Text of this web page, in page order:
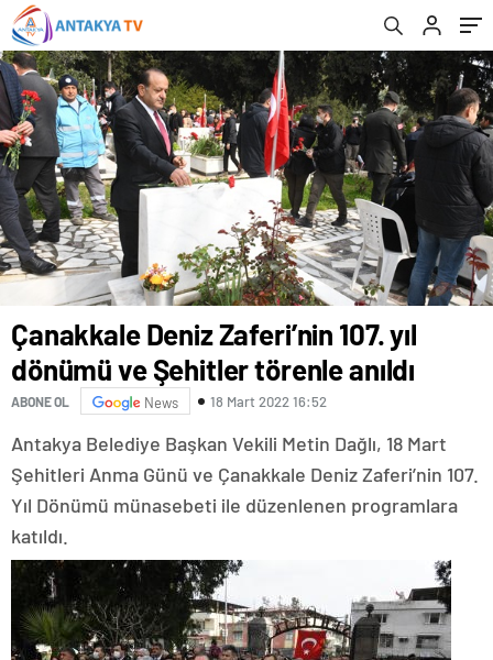
Çanakkale Deniz Zaferi’nin 107. yıl
dönümü ve Şehitler törenle anıldı
ABONE OL News 18 Mart 2022 16:52
Antakya Belediye Başkan Vekili Metin Dağlı, 18 Mart
Şehitleri Anma Günü ve Çanakkale Deniz Zaferi’nin 107.
Yıl Dönümü münasebeti ile düzenlenen programlara
katıldı.